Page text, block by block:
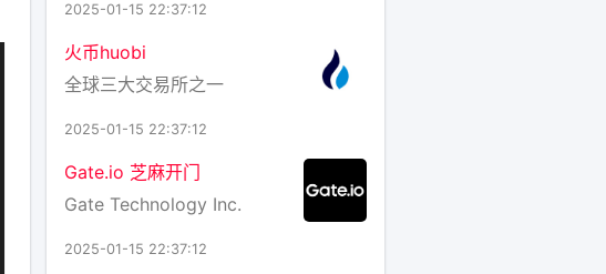
2025-01-15 22:37:12
火币huobi
全球三大交易所之一
2025-01-15 22:37:12
Gate.io 芝麻开门
Gate Technology Inc.
2025-01-15 22:37:12